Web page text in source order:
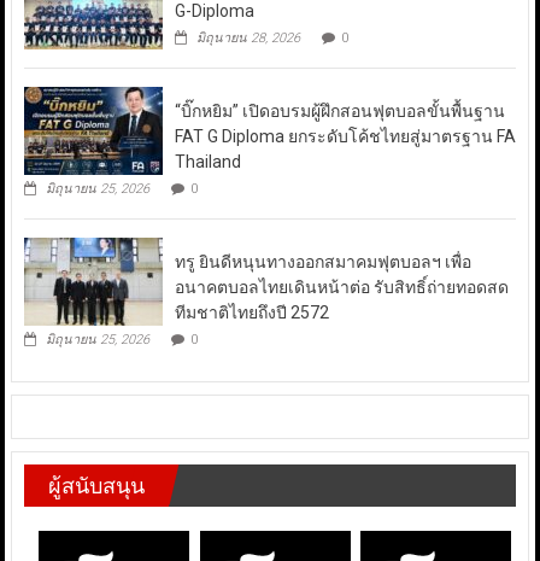
G-Diploma
มิถุนายน 28, 2026 0
“บิ๊กหยิม” เปิดอบรมผู้ฝึกสอนฟุตบอลขั้นพื้นฐาน
FAT G Diploma ยกระดับโค้ชไทยสู่มาตรฐาน FA
Thailand
มิถุนายน 25, 2026 0
ทรู ยินดีหนุนทางออกสมาคมฟุตบอลฯ เพื่อ
อนาคตบอลไทยเดินหน้าต่อ รับสิทธิ์ถ่ายทอดสด
ทีมชาติไทยถึงปี 2572
มิถุนายน 25, 2026 0
ผู้สนับสนุน